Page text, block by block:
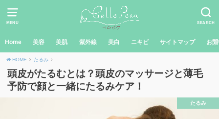
MENU SEARCH
Home 美容 美肌 紫外線 美白 ニキビ サイトマップ お
HOME たるみ
頭皮がたるむとは？頭皮のマッサージと薄毛
予防で顔と一緒にたるみケア！
たるみ